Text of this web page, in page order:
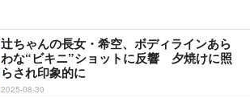
辻ちゃんの長女・希空、ボディラインあら
わな“ビキニ”ショットに反響 夕焼けに照
らされ印象的に
2025-08-30